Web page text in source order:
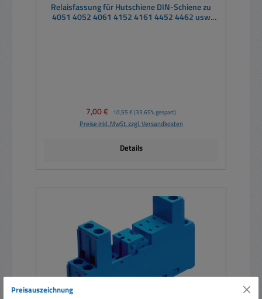
Relaisfassung für Hutschiene DIN-Schiene zu
4051 4052 4061 4152 4161 4452 4462 usw
Verkaufspreis:
7,00 € Regulärer Preis:
10,55 € (33.65% gespart)
Preise inkl. MwSt. zzgl. Versandkosten
Details
Preisauszeichnung